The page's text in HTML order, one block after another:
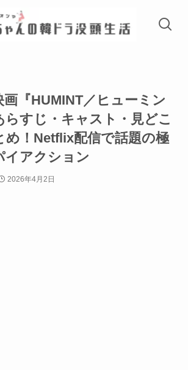
画『HUMINT／ヒューミン
らすじ・キャスト・見どこ
め！Netflix配信で話題の極
イアクション
2026年4月2日